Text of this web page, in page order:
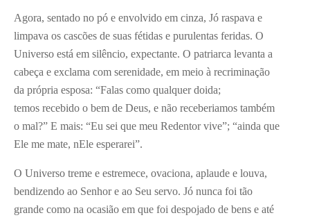
Agora, sentado no pó e envolvido em cinza, Jó raspava e
limpava os cascões de suas fétidas e purulentas feridas. O
Universo está em silêncio, expectante. O patriarca levanta a
cabeça e exclama com serenidade, em meio à recriminação
da própria esposa: “Falas como qualquer doida;
temos recebido o bem de Deus, e não receberiamos também
o mal?” E mais: “Eu sei que meu Redentor vive”; “ainda que
Ele me mate, nEle esperarei”.
O Universo treme e estremece, ovaciona, aplaude e louva,
bendizendo ao Senhor e ao Seu servo. Jó nunca foi tão
grande como na ocasião em que foi despojado de bens e até